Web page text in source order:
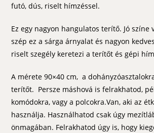
futó, dús, riselt hímzéssel.
Ez egy nagyon hangulatos terítő. Jó színe
szép ez a sárga árnyalat és nagyon
riselt szegély keretezi a terítőt és gépi
A mérete 90×40 cm, a
terítőt. Persze máshová is felrakhatod,
komódokra, vagy a polcokra.Van, aki az
használja. Használhatod csak úgy
önmagában. Felrakhatod úgy is, hogy